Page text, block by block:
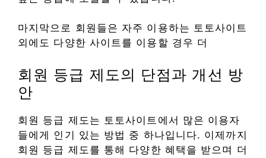
마지막으로 회원들은 자주 이용하는 토토사이트
외에도 다양한 사이트를 이용할 경우 더
회원 등급 제도의 단점과 개선 방
안
회원 등급 제도는 토토사이트에서 많은 이용자
들에게 인기 있는 방법 중 하나입니다. 이제까지
회원 등급 제도를 통해 다양한 혜택을 받으며 더